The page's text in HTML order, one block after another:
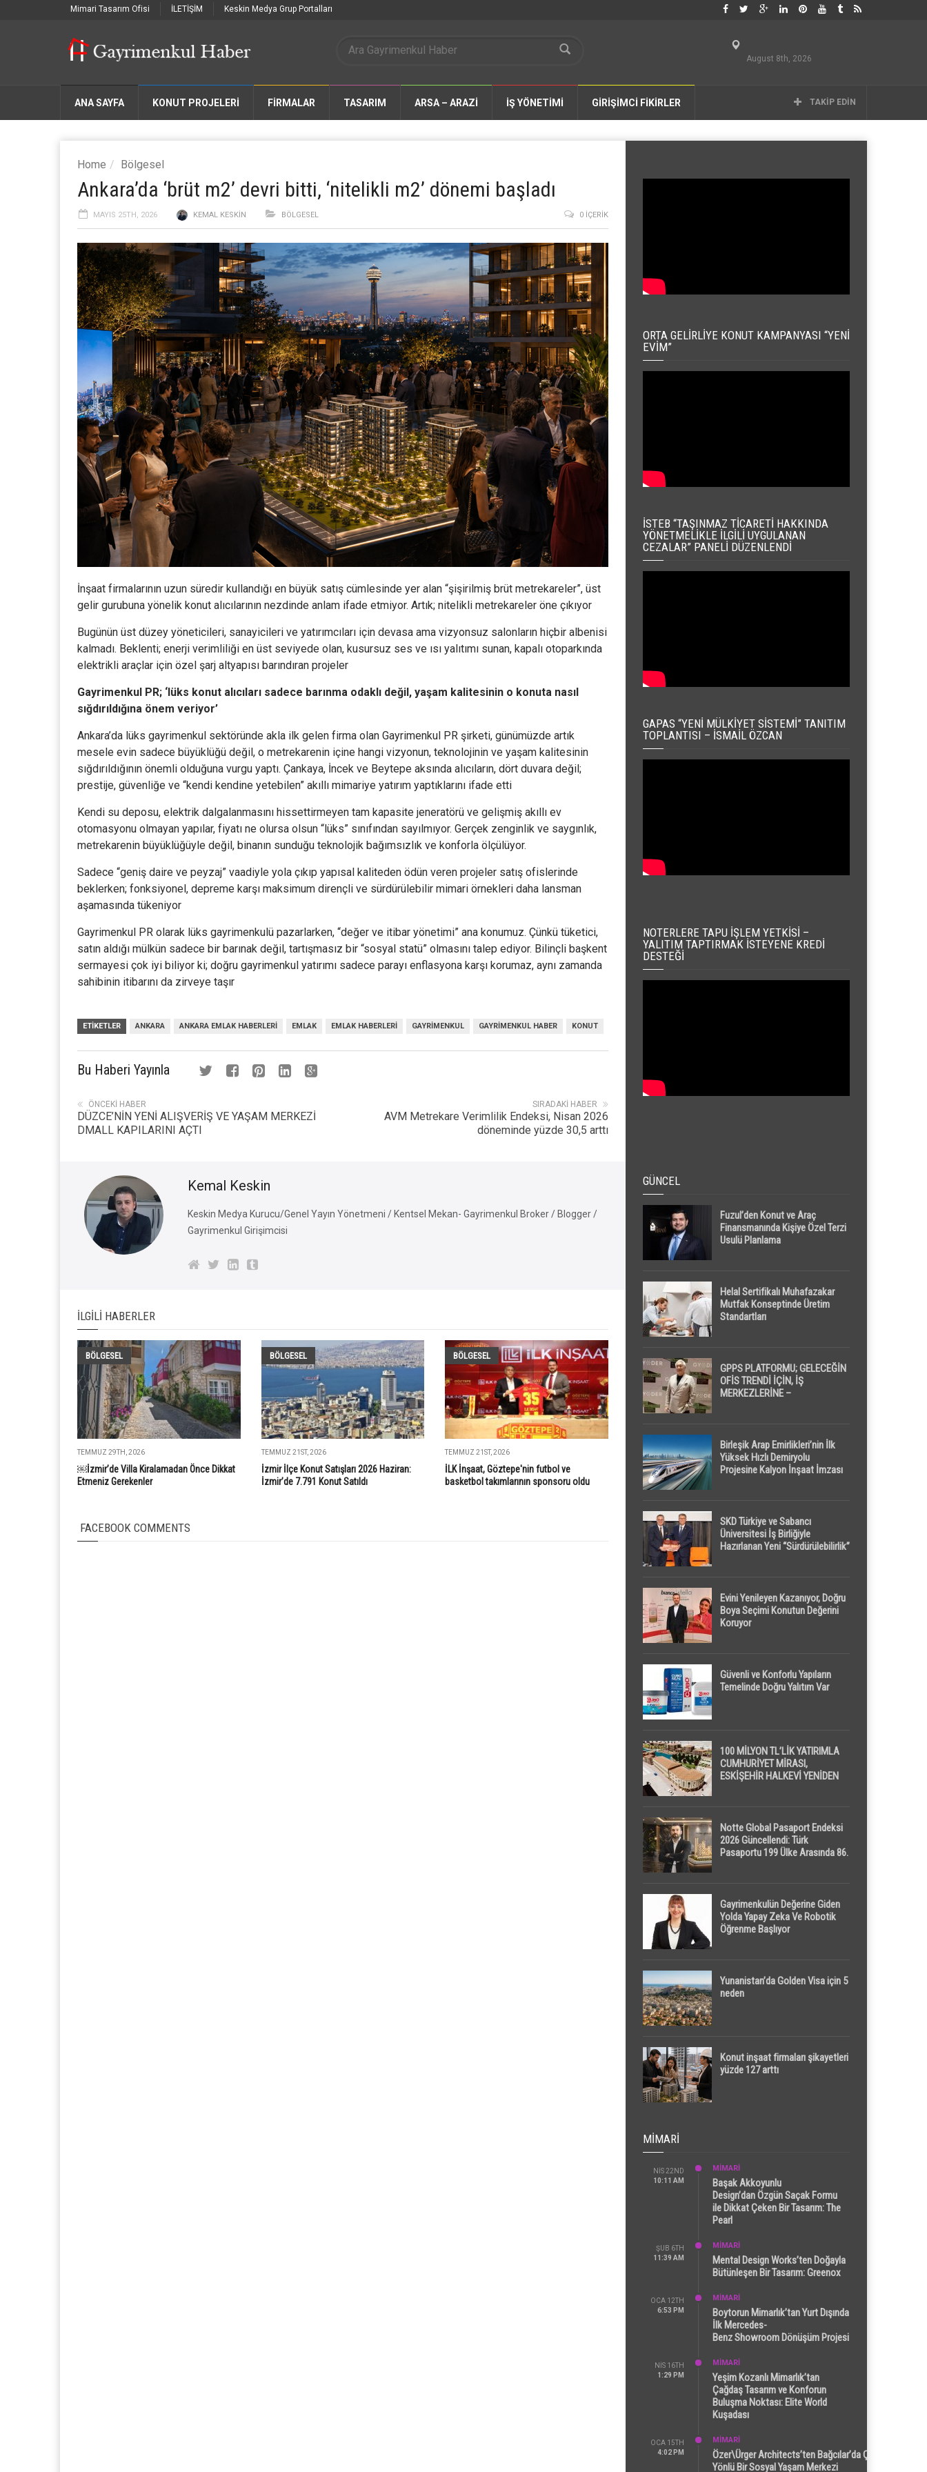
Mimari Tasarım Ofisi İLETİŞİM Keskin Medya Grup Portalları
August 8th, 2026
ANA SAYFA KONUT PROJELERİ FIRMALAR TASARIM ARSA – ARAZİ İŞ YÖNETİMİ GİRİŞİMCİ FİKİRLER TAKIP EDIN
Home Bölgesel
Ankara’da ‘brüt m2’ devri bitti, ‘nitelikli m2’ dönemi başladı
MAYIS 25TH, 2026 KEMAL KESKIN BÖLGESEL 0 İÇERIK
İnşaat firmalarının uzun süredir kullandığı en büyük satış cümlesinde yer alan “şişirilmiş brüt metrekareler”, üst
gelir gurubuna yönelik konut alıcılarının nezdinde anlam ifade etmiyor. Artık; nitelikli metrekareler öne çıkıyor
Bugünün üst düzey yöneticileri, sanayicileri ve yatırımcıları için devasa ama vizyonsuz salonların hiçbir albenisi
kalmadı. Beklenti; enerji verimliliği en üst seviyede olan, kusursuz ses ve ısı yalıtımı sunan, kapalı otoparkında
elektrikli araçlar için özel şarj altyapısı barındıran projeler
Gayrimenkul PR; ‘lüks konut alıcıları sadece barınma odaklı değil, yaşam kalitesinin o konuta nasıl
sığdırıldığına önem veriyor’
Ankara’da lüks gayrimenkul sektöründe akla ilk gelen firma olan Gayrimenkul PR şirketi, günümüzde artık
mesele evin sadece büyüklüğü değil, o metrekarenin içine hangi vizyonun, teknolojinin ve yaşam kalitesinin
sığdırıldığının önemli olduğuna vurgu yaptı. Çankaya, İncek ve Beytepe aksında alıcıların, dört duvara değil;
prestije, güvenliğe ve “kendi kendine yetebilen” akıllı mimariye yatırım yaptıklarını ifade etti
Kendi su deposu, elektrik dalgalanmasını hissettirmeyen tam kapasite jeneratörü ve gelişmiş akıllı ev
otomasyonu olmayan yapılar, fiyatı ne olursa olsun “lüks” sınıfından sayılmıyor. Gerçek zenginlik ve saygınlık,
metrekarenin büyüklüğüyle değil, binanın sunduğu teknolojik bağımsızlık ve konforla ölçülüyor.
Sadece “geniş daire ve peyzaj” vaadiyle yola çıkıp yapısal kaliteden ödün veren projeler satış ofislerinde
beklerken; fonksiyonel, depreme karşı maksimum dirençli ve sürdürülebilir mimari örnekleri daha lansman
aşamasında tükeniyor
Gayrimenkul PR olarak lüks gayrimenkulü pazarlarken, “değer ve itibar yönetimi” ana konumuz. Çünkü tüketici,
satın aldığı mülkün sadece bir barınak değil, tartışmasız bir “sosyal statü” olmasını talep ediyor. Bilinçli başkent
sermayesi çok iyi biliyor ki; doğru gayrimenkul yatırımı sadece parayı enflasyona karşı korumaz, aynı zamanda
sahibinin itibarını da zirveye taşır
ETIKETLER ANKARA ANKARA EMLAK HABERLERI EMLAK EMLAK HABERLERI GAYRIMENKUL GAYRIMENKUL HABER KONUT
Bu Haberi Yayınla
SIRADAKI HABER
AVM Metrekare Verimlilik Endeksi, Nisan 2026
döneminde yüzde 30,5 arttı
ÖNCEKI HABER
DÜZCE’NİN YENİ ALIŞVERİŞ VE YAŞAM MERKEZİ
DMALL KAPILARINI AÇTI
Kemal Keskin
Keskin Medya Kurucu/Genel Yayın Yönetmeni / Kentsel Mekan- Gayrimenkul Broker / Blogger /
Gayrimenkul Girişimcisi
İLGILI HABERLER
BÖLGESEL
TEMMUZ 29TH, 2026
￼İzmir’de Villa Kiralamadan Önce Dikkat
Etmeniz Gerekenler
BÖLGESEL
TEMMUZ 21ST, 2026
İzmir İlçe Konut Satışları 2026 Haziran:
İzmir’de 7.791 Konut Satıldı
BÖLGESEL
TEMMUZ 21ST, 2026
İLK İnşaat, Göztepe'nin futbol ve
basketbol takımlarının sponsoru oldu
FACEBOOK COMMENTS
ORTA GELIRLIYE KONUT KAMPANYASI “YENI
EVIM”
İSTEB “TAŞINMAZ TICARETI HAKKINDA
YÖNETMELIKLE İLGILI UYGULANAN
CEZALAR” PANELI DÜZENLENDI
GAPAS “YENI MÜLKIYET SISTEMI” TANITIM
TOPLANTISI – İSMAIL ÖZCAN
NOTERLERE TAPU İŞLEM YETKISI –
YALITIM TAPTIRMAK İSTEYENE KREDI
DESTEĞI
GÜNCEL
Fuzul’den Konut ve Araç
Finansmanında Kişiye Özel Terzi
Usulü Planlama
Helal Sertifikalı Muhafazakar
Mutfak Konseptinde Üretim
Standartları
GPPS PLATFORMU; GELECEĞİN
OFİS TRENDİ İÇİN, İŞ
MERKEZLERİNE –
Birleşik Arap Emirlikleri’nin İlk
Yüksek Hızlı Demiryolu
Projesine Kalyon İnşaat İmzası
SKD Türkiye ve Sabancı
Üniversitesi İş Birliğiyle
Hazırlanan Yeni “Sürdürülebilirlik”
Evini Yenileyen Kazanıyor, Doğru
Boya Seçimi Konutun Değerini
Koruyor
Güvenli ve Konforlu Yapıların
Temelinde Doğru Yalıtım Var
100 MİLYON TL’LİK YATIRIMLA
CUMHURİYET MİRASI,
ESKİŞEHİR HALKEVİ YENİDEN
Notte Global Pasaport Endeksi
2026 Güncellendi: Türk
Pasaportu 199 Ülke Arasında 86.
Gayrimenkulün Değerine Giden
Yolda Yapay Zeka Ve Robotik
Öğrenme Başlıyor
Yunanistan’da Golden Visa için 5
neden
Konut inşaat firmaları şikayetleri
yüzde 127 arttı
MIMARI
NIS 22ND
10:11 AM
MİMARİ
Başak Akkoyunlu
Design’dan Özgün Saçak Formu
ile Dikkat Çeken Bir Tasarım: The
Pearl
ŞUB 6TH
11:39 AM
MİMARİ
Mental Design Works’ten Doğayla
Bütünleşen Bir Tasarım: Greenox
OCA 12TH
6:53 PM
MİMARİ
Boytorun Mimarlık’tan Yurt Dışında
İlk Mercedes-
Benz Showroom Dönüşüm Projesi
NIS 16TH
1:29 PM
MİMARİ
Yeşim Kozanlı Mimarlık’tan
Çağdaş Tasarım ve Konforun
Buluşma Noktası: Elite World
Kuşadası
OCA 15TH
4:02 PM
MİMARİ
Özer\Ürger Architects’ten Bağcılar’da Çok
Yönlü Bir Sosyal Yaşam Merkezi